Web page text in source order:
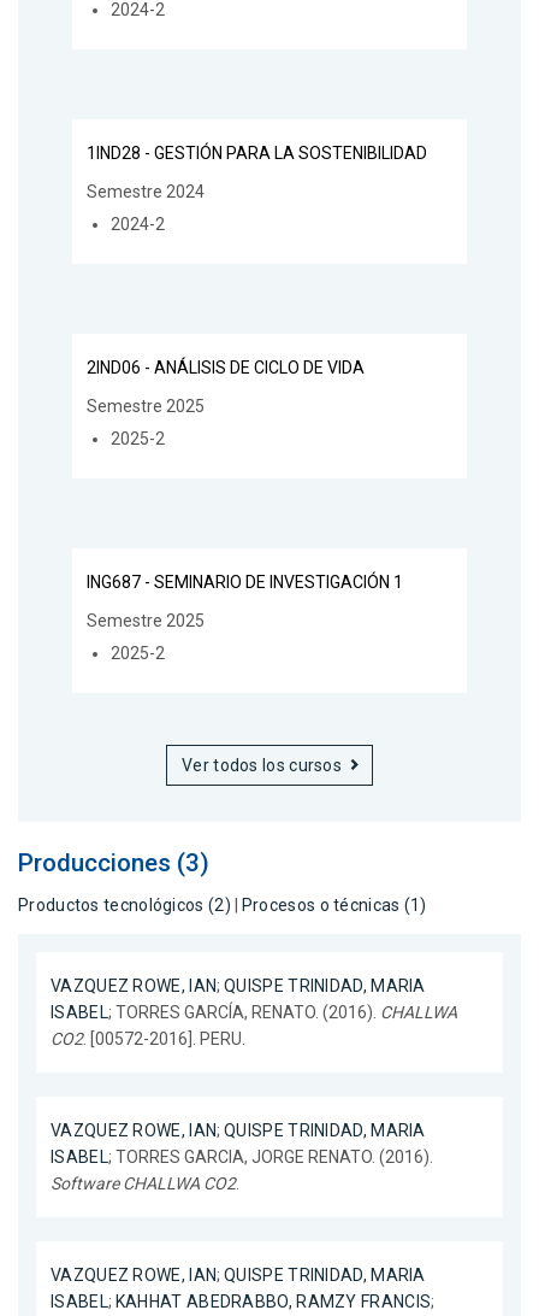
2024-2
1IND28 - GESTIÓN PARA LA SOSTENIBILIDAD
Semestre 2024
2024-2
2IND06 - ANÁLISIS DE CICLO DE VIDA
Semestre 2025
2025-2
ING687 - SEMINARIO DE INVESTIGACIÓN 1
Semestre 2025
2025-2
Ver todos los cursos
Producciones (3)
Productos tecnológicos (2) Procesos o técnicas (1)
VAZQUEZ ROWE, IAN;QUISPE TRINIDAD, MARIA
ISABEL; TORRES GARCÍA, RENATO. (2016). CHALLWA
CO2. [00572-2016]. PERU.
VAZQUEZ ROWE, IAN;QUISPE TRINIDAD, MARIA
ISABEL; TORRES GARCIA, JORGE RENATO. (2016).
Software CHALLWA CO2.
VAZQUEZ ROWE, IAN;QUISPE TRINIDAD, MARIA
ISABEL; KAHHAT ABEDRABBO, RAMZY FRANCIS;